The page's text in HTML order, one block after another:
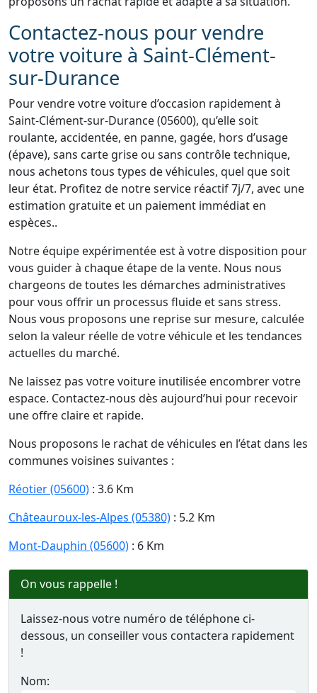
Contactez-nous pour vendre
votre voiture à Saint-Clément-
sur-Durance
Pour vendre votre voiture d’occasion rapidement à
Saint-Clément-sur-Durance (05600), qu’elle soit
roulante, accidentée, en panne, gagée, hors d’usage
(épave), sans carte grise ou sans contrôle technique,
nous achetons tous types de véhicules, quel que soit
leur état. Profitez de notre service réactif 7j/7, avec une
estimation gratuite et un paiement immédiat en
espèces..
Notre équipe expérimentée est à votre disposition pour
vous guider à chaque étape de la vente. Nous nous
chargeons de toutes les démarches administratives
pour vous offrir un processus fluide et sans stress.
Nous vous proposons une reprise sur mesure, calculée
selon la valeur réelle de votre véhicule et les tendances
actuelles du marché.
Ne laissez pas votre voiture inutilisée encombrer votre
espace. Contactez-nous dès aujourd’hui pour recevoir
une offre claire et rapide.
Nous proposons le rachat de véhicules en l’état dans les
communes voisines suivantes :
Réotier (05600) : 3.6 Km
Châteauroux-les-Alpes (05380) : 5.2 Km
Mont-Dauphin (05600) : 6 Km
On vous rappelle !
Laissez-nous votre numéro de téléphone ci-
dessous, un conseiller vous contactera rapidement
!
Nom: